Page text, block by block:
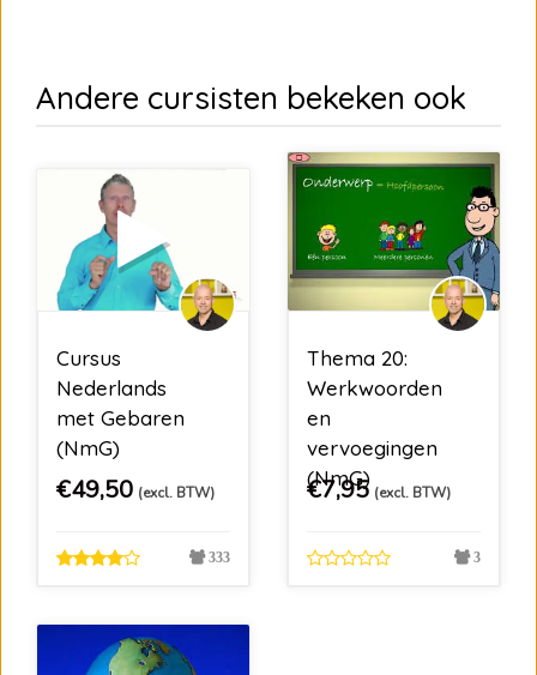
Andere cursisten bekeken ook
Cursus
Nederlands
met Gebaren
(NmG)
€49,50 (excl. BTW)
333
Thema 20:
Werkwoorden
en
vervoegingen
(NmG)
€7,95 (excl. BTW)
3